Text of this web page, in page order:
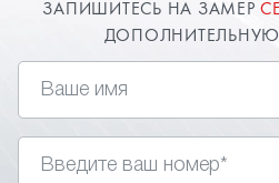
ЗАПИШИТЕСЬ НА ЗАМЕР
ДОПОЛНИТЕЛЬНУЮ